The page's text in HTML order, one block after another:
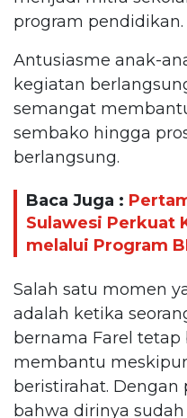
program pendidikan.
Antusiasme anak-
kegiatan
semangat
sembako hingga
berlangsung.
Baca Juga :
Sulawesi Perkuat
melalui Program
Salah satu momen
adalah ketika
bernama Farel
membantu
beristirahat. Dengan
bahwa dirinya